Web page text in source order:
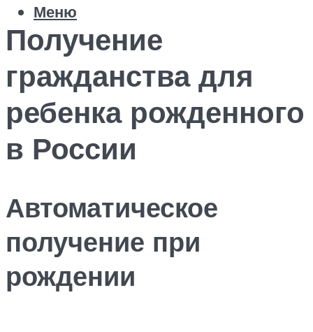
Меню
Получение
гражданства для
ребенка рожденного
в России
Автоматическое
получение при
рождении